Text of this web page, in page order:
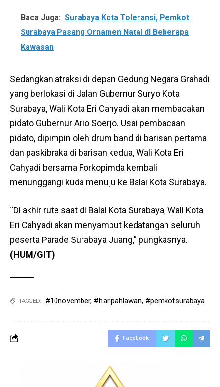
Baca Juga: Surabaya Kota Toleransi, Pemkot
Surabaya Pasang Ornamen Natal di Beberapa
Kawasan
Sedangkan atraksi di depan Gedung Negara Grahadi
yang berlokasi di Jalan Gubernur Suryo Kota
Surabaya, Wali Kota Eri Cahyadi akan membacakan
pidato Gubernur Ario Soerjo. Usai pembacaan
pidato, dipimpin oleh drum band di barisan pertama
dan paskibraka di barisan kedua, Wali Kota Eri
Cahyadi bersama Forkopimda kembali
menunggangi kuda menuju ke Balai Kota Surabaya.
“Di akhir rute saat di Balai Kota Surabaya, Wali Kota
Eri Cahyadi akan menyambut kedatangan seluruh
peserta Parade Surabaya Juang,” pungkasnya.
(HUM/GIT)
TAGGED: #10november, #haripahlawan, #pemkotsurabaya
Facebook